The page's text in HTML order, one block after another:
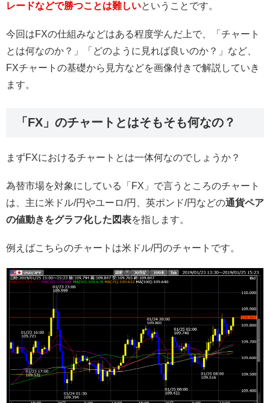
レードなどで勝つことは難しいということです。
今回はFXの仕組みなどはある程度学んだ上で、「チャート
とは何なのか？」「どのように見れば良いのか？」など、
FXチャートの基礎から見方などを画像付きで解説していき
ます。
「FX」のチャートとはそもそも何なの？
まずFXにおけるチャートとは一体何なのでしょうか？
為替市場を対象にしている「FX」で言うところのチャート
は、主に米ドル/円やユーロ/円、英ポンド/円などの通貨ペア
の値動きをグラフ化した図表を指します。
例えばこちらのチャートは米ドル/円のチャートです。